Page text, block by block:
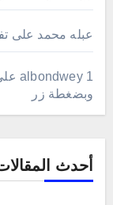
عبله محمد على
albondwey 1
وبضغطة زر
أحدث